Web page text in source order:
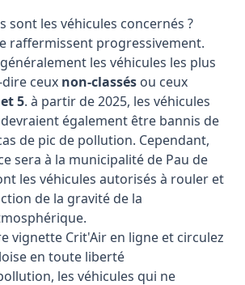
sont les véhicules concernés ?
raffermissent progressivement.
les véhicules les plus
ceux non-classés ou ceux
5. à partir de 2025, les véhicules
devraient également être bannis de
de pic de pollution. Cependant,
sera à la municipalité de Pau de
les véhicules autorisés à rouler et
de la gravité de la
vignette Crit'Air en ligne et circulez
en toute liberté
les véhicules qui ne